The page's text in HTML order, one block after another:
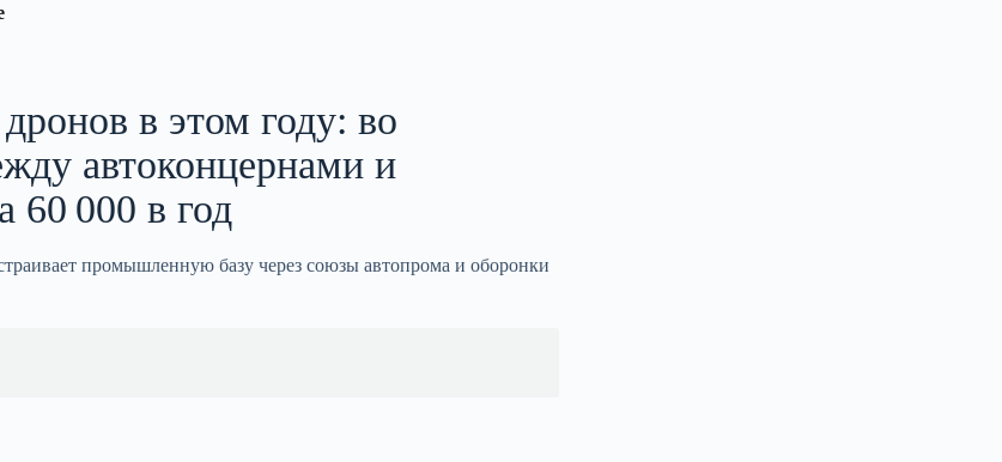
в этом году: во
автоконцернами и
60 000 в год
промышленную базу через союзы автопрома и оборонки